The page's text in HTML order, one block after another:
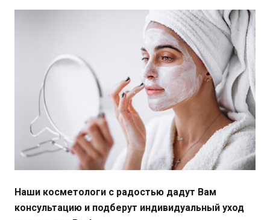
Наши косметологи с радостью дадут Вам
консультацию и подберут индивидуальный уход